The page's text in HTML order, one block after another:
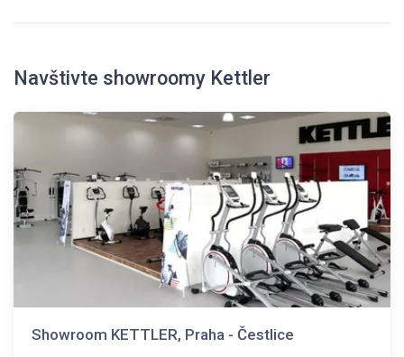
Navštivte showroomy Kettler
Showroom KETTLER, Praha - Čestlice